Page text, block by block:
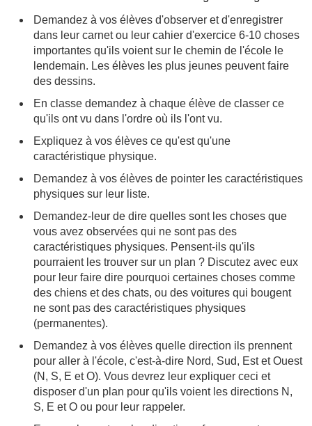
Demandez à vos élèves d'observer et d'enregistrer
dans leur carnet ou leur cahier d'exercice 6-10 choses
importantes qu'ils voient sur le chemin de l'école le
lendemain. Les élèves les plus jeunes peuvent faire
des dessins.
En classe demandez à chaque élève de classer ce
qu'ils ont vu dans l'ordre où ils l'ont vu.
Expliquez à vos élèves ce qu'est qu'une
caractéristique physique.
Demandez à vos élèves de pointer les caractéristiques
physiques sur leur liste.
Demandez-leur de dire quelles sont les choses que
vous avez observées qui ne sont pas des
caractéristiques physiques. Pensent-ils qu'ils
pourraient les trouver sur un plan ? Discutez avec eux
pour leur faire dire pourquoi certaines choses comme
des chiens et des chats, ou des voitures qui bougent
ne sont pas des caractéristiques physiques
(permanentes).
Demandez à vos élèves quelle direction ils prennent
pour aller à l'école, c'est-à-dire Nord, Sud, Est et Ouest
(N, S, E et O). Vous devrez leur expliquer ceci et
disposer d'un plan pour qu'ils voient les directions N,
S, E et O ou pour leur rappeler.